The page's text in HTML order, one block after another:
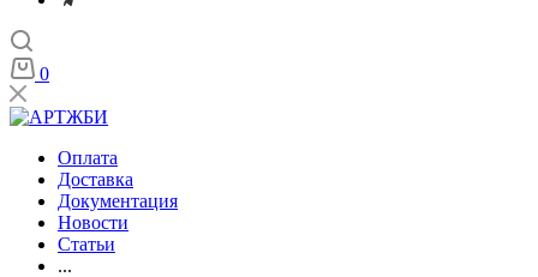
0
Оплата
Доставка
Документация
Новости
Статьи
...